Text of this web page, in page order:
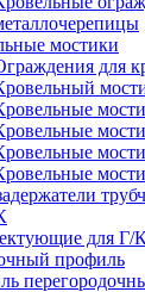
мостики
для
для Г/
профиль